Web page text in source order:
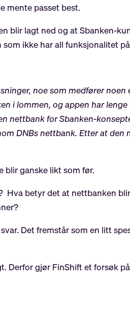
mente passet best.
blir lagt ned og at Sbanken-
ikke har all funksjonalitet
noe som medfører
i lommen, og appen har
nettbank for Sbanken-
DNBs nettbank. Etter at
blir ganske likt som før.
Hva betyr det at nettbanken
Det fremstår som en litt
Derfor gjør FinShift et forsøk